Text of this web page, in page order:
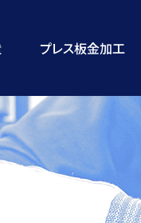
プレス板金加工